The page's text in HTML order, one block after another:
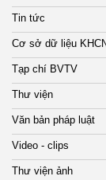
Tin tức
Cơ sở dữ liệu
Tạp chí BVTV
Thư viện
Văn bản pháp luật
Video - clips
Thư viện ảnh